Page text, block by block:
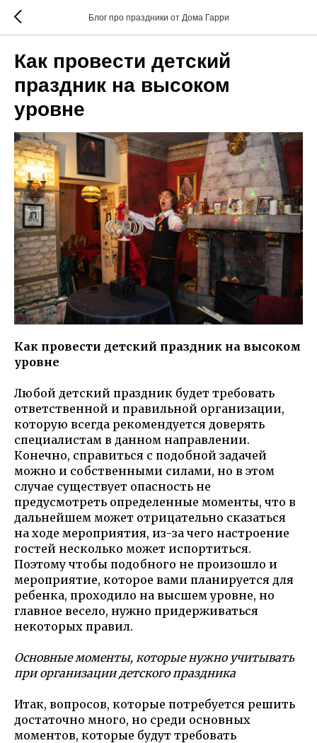
Блог про праздники от Дома Гарри
Как провести детский
праздник на высоком
уровне
Как провести детский праздник на высоком
уровне
Любой детский праздник будет требовать
ответственной и правильной организации,
которую всегда рекомендуется доверять
специалистам в данном направлении.
Конечно, справиться с подобной задачей
можно и собственными силами, но в этом
случае существует опасность не
предусмотреть определенные моменты, что в
дальнейшем может отрицательно сказаться
на ходе мероприятия, из-за чего настроение
гостей несколько может испортиться.
Поэтому чтобы подобного не произошло и
мероприятие, которое вами планируется для
ребенка, проходило на высшем уровне, но
главное весело, нужно придерживаться
некоторых правил.
Основные моменты, которые нужно учитывать
при организации детского праздника
Итак, вопросов, которые потребуется решить
достаточно много, но среди основных
моментов, которые будут требовать